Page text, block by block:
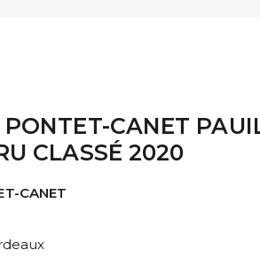
CANET
CLASSÉ 2020
CANET